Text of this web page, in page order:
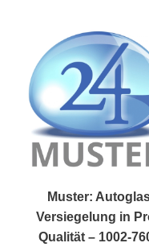
Muster:
Versiegelung in
Qualität – 1002-